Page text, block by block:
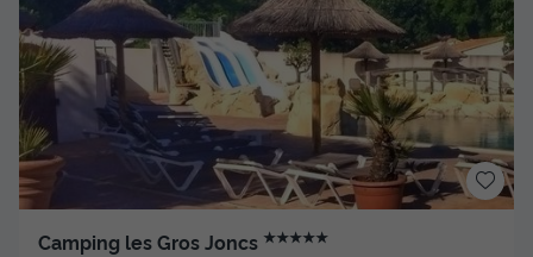
Camping les Gros Joncs ★★★★★